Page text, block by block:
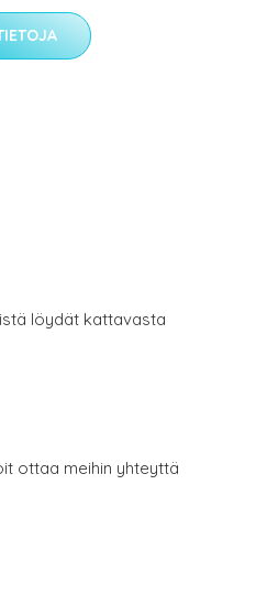
löydät kattavasta
ottaa meihin yhteyttä